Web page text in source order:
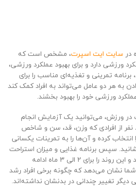
در سایت ایت اسپرت، مشخص است که
ورزشی دارد و برای بهبود عملکرد ورزشی،
برنامه تمرینی و تغذیه‌ای مناسب را برای
به هر دو عامل می‌تواند به افراد کمک کند
ورزشی خود را بهبود بخشند.
در ورزش، می‌توانید یک آزمایش انجام
نفر از افرادی که وزن، قد، سن و شاخص
انتخاب کرده و آن‌ها را به تمرینات یکسانی
سپس برنامه غذایی و میزان استراحت
آن‌ها را نیز یکسان می‌کنید و این روند را برای 2 الی 3 ماه ادامه
نشان می‌دهد که چگونه برخی افراد رشد
دیگر تغییر چندانی در بدنشان نداشته‌اند.